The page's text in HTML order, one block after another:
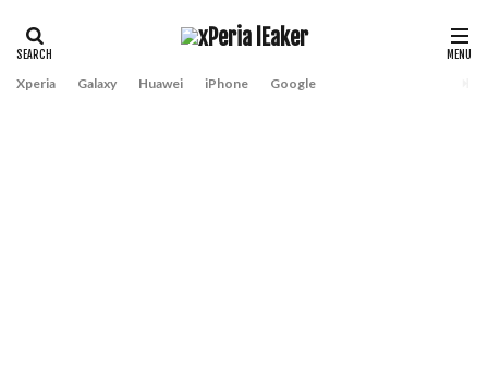
Xperia Galaxy Huawei iPhone Google